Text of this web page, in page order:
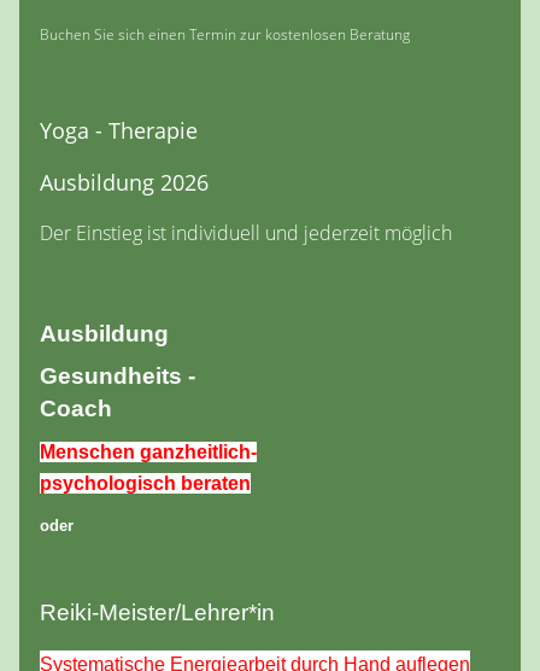
Buchen Sie sich einen Termin zur kostenlosen Beratung
Yoga - Therapie
Ausbildung 2026
Der Einstieg ist individuell und jederzeit möglich
Ausbildung
Gesundheits -
Coach
Menschen ganzheitlich-
psychologisch beraten
oder
Reiki-Meister/Lehrer*in
Systematische Energiearbeit durch Hand auflegen